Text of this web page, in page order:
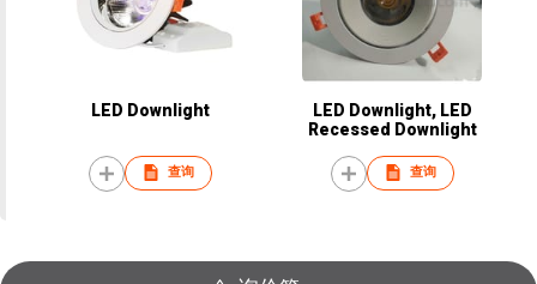
LED Downlight
查询
LED Downlight, LED
Recessed Downlight
查询